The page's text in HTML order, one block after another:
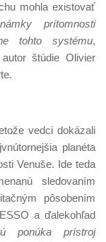
mohla existovať
prítomnosti
tohto systému,
štúdie Olivier
vedci dokázali
planéta
Venuše. Ide teda
sledovaním
pôsobením
a ďalekohľad
ponúka prístroj